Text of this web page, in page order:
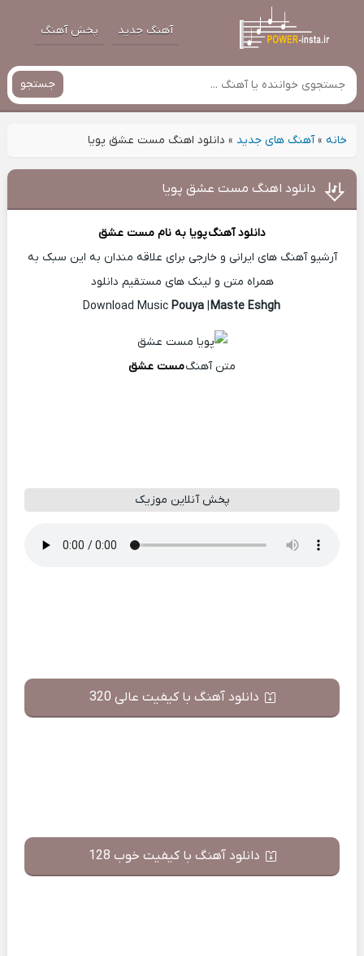
آهنگ جدید پخش آهنگ
جستجو
خانه»آهنگ های جدید » دانلود اهنگ مست عشق پویا
دانلود اهنگ مست عشق پویا
دانلود آهنگپویا به نام مست عشق
آرشیو آهنگ های ایرانی و خارجی برای علاقه مندان به این سبک به
همراه متن و لینک های مستقیم دانلود
Pouya |Maste Eshgh
متن آهنگمست عشق
پخش آنلاین موزیک
دانلود آهنگ با کیفیت عالی 320
دانلود آهنگ با کیفیت خوب 128